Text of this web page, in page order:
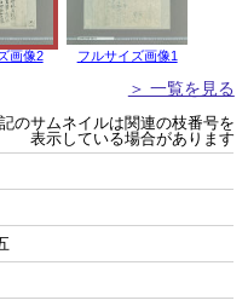
画像2 フルサイズ画像1
＞ 一覧を見る
のサムネイルは関連の枝番号を
表示している場合があります